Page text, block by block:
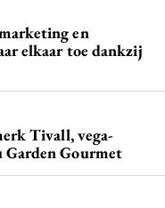
en
elkaar toe dankzij
Tivall, vega-
Gourmet